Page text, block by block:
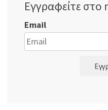
Εγγραφείτε
Email